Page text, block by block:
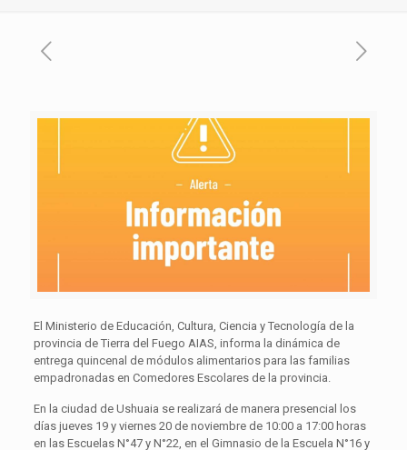
El Ministerio de Educación, Cultura, Ciencia y Tecnología de la
provincia de Tierra del Fuego AIAS, informa la dinámica de
entrega quincenal de módulos alimentarios para las familias
empadronadas en Comedores Escolares de la provincia.
En la ciudad de Ushuaia se realizará de manera presencial los
días jueves 19 y viernes 20 de noviembre de 10:00 a 17:00 horas
en las Escuelas N°47 y N°22, en el Gimnasio de la Escuela N°16 y